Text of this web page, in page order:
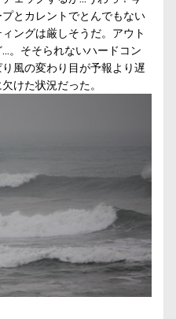
とカレントでとんでもない
ングは厳しそうだ。アウト
。そそられないハードコン
風の変わり目が予報より遅
けた状況だった。